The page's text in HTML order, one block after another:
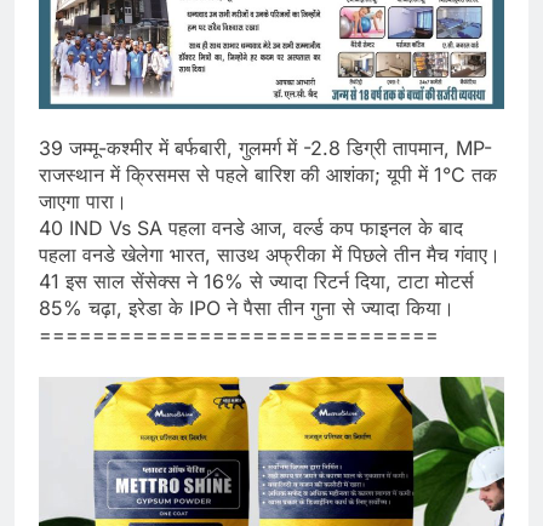
39 जम्मू-कश्मीर में बर्फबारी, गुलमर्ग में -2.8 डिग्री तापमान, MP-
राजस्थान में क्रिसमस से पहले बारिश की आशंका; यूपी में 1°C तक
जाएगा पारा।
40 IND Vs SA पहला वनडे आज, वर्ल्ड कप फाइनल के बाद
पहला वनडे खेलेगा भारत, साउथ अफ्रीका में पिछले तीन मैच गंवाए।
41 इस साल सेंसेक्स ने 16% से ज्यादा रिटर्न दिया, टाटा मोटर्स
85% चढ़ा, इरेडा के IPO ने पैसा तीन गुना से ज्यादा किया।
==============================